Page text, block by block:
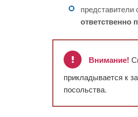
ответственно
Внимание!
прикладывается к
посольства.